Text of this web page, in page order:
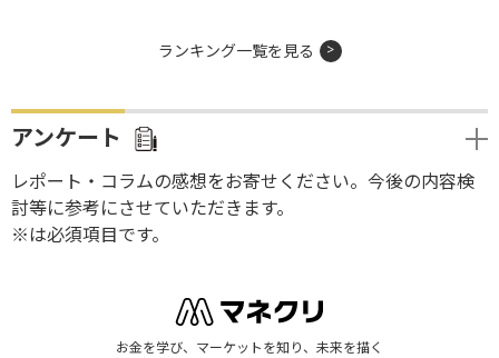
ランキング一覧を見る
アンケート
レポート・コラムの感想をお寄せください。今後の内容検
討等に参考にさせていただきます。
※は必須項目です。
お金を学び、マーケットを知り、未来を描く